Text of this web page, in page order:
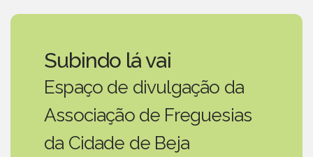
Subindo lá vai
Espaço de divulgação da
Associação de Freguesias
da Cidade de Beja